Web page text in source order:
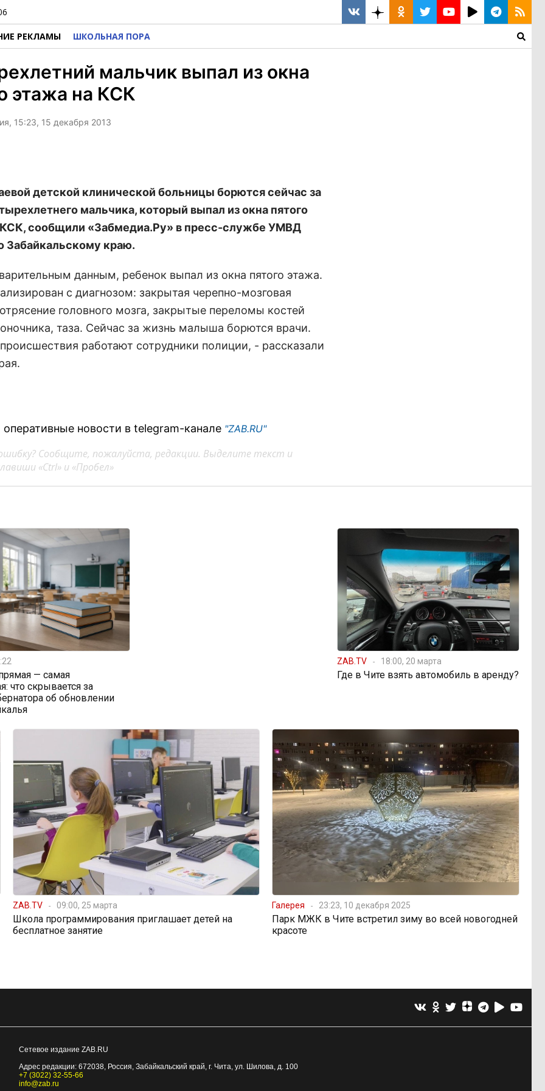
РЕКЛАМЫ ШКОЛЬНАЯ ПОРА
мальчик выпал из окна
этажа на КСК
15:23, 15 декабря 2013
детской клинической больницы борются сейчас за
мальчика, который выпал из окна пятого
сообщили «Забмедиа.Ру» в пресс-службе УМВД
Забайкальскому краю.
данным, ребенок выпал из окна пятого этажа.
с диагнозом: закрытая черепно-мозговая
головного мозга, закрытые переломы костей
таза. Сейчас за жизнь малыша борются врачи.
работают сотрудники полиции, - рассказали
новости в telegram-канале "ZAB.RU"
Сообщите, пожалуйста, редакции. Выделите текст и
«Ctrl» и «Пробел»
— самая
что скрывается за
об обновлении
ZAB.TV 18:00, 20 марта
Где в Чите взять автомобиль в аренду?
ZAB.TV 09:00, 25 марта
Школа программирования приглашает детей на
бесплатное занятие
Галерея 23:23, 10 декабря 2025
Парк МЖК в Чите встретил зиму во всей новогодней
красоте
Сетевое издание ZAB.RU
Адрес редакции: 672038, Россия, Забайкальский край, г. Чита, ул. Шилова, д. 100
+7 (3022) 32-55-66
info@zab.ru